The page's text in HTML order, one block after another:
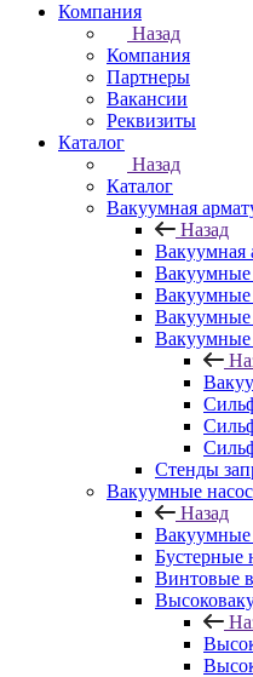
Компания
Назад
Компания
Партнеры
Вакансии
Реквизиты
Каталог
Назад
Каталог
Вакуумная
Назад
Вакуумная
Вакуумные
Стенды
Вакуумные
Назад
Вакуумные
Бустерные
Винтовые